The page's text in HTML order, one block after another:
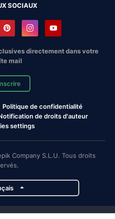
SOCIAUX
directement dans votre
mail
Politique de confidentialité
de droits d'auteur
settings
Company S.L.U. Tous droits